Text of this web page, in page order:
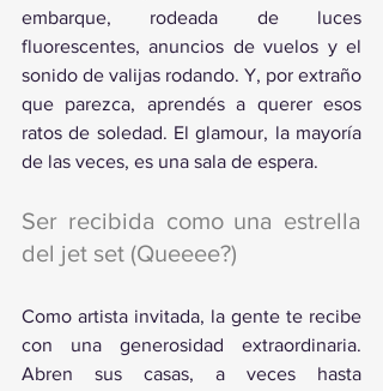
embarque, rodeada de luces
fluorescentes, anuncios de vuelos y el
sonido de valijas rodando. Y, por extraño
que parezca, aprendés a querer esos
ratos de soledad. El glamour, la mayoría
de las veces, es una sala de espera.
Ser recibida como una estrella
del jet set (Queeee?)
Como artista invitada, la gente te recibe
con una generosidad extraordinaria.
Abren sus casas, a veces hasta